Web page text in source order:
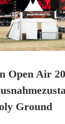
Open Air
Ground